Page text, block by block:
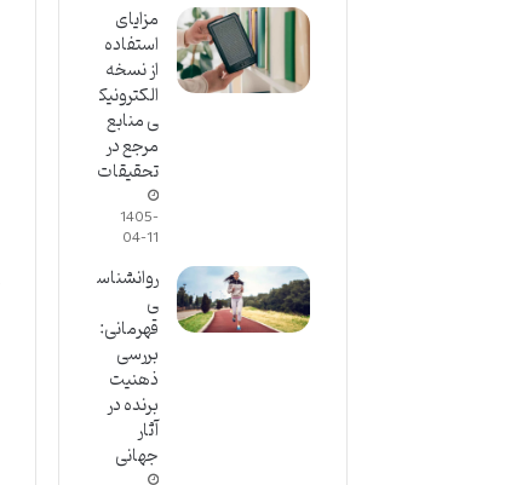
مزایای
استفاده
از نسخه
الکترونیک
ی منابع
مرجع در
تحقیقات
1405-
04-11
روانشناس
ی
قهرمانی:
بررسی
ذهنیت
برنده در
آثار
جهانی